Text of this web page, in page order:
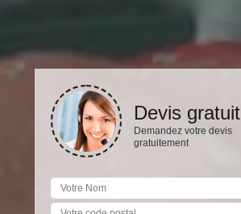
Devis gratuit
Demandez votre devis
gratuitement